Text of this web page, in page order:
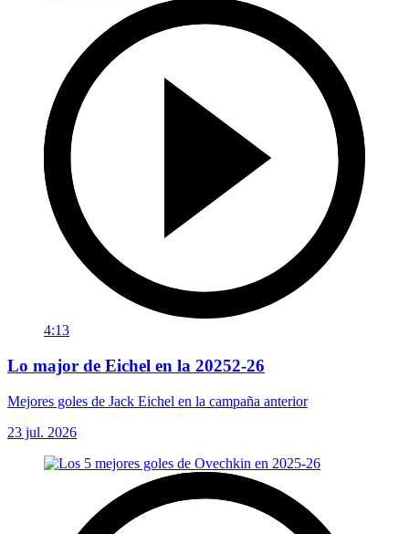
4:13
Lo major de Eichel en la 20252-26
Mejores goles de Jack Eichel en la campaña anterior
23 jul. 2026